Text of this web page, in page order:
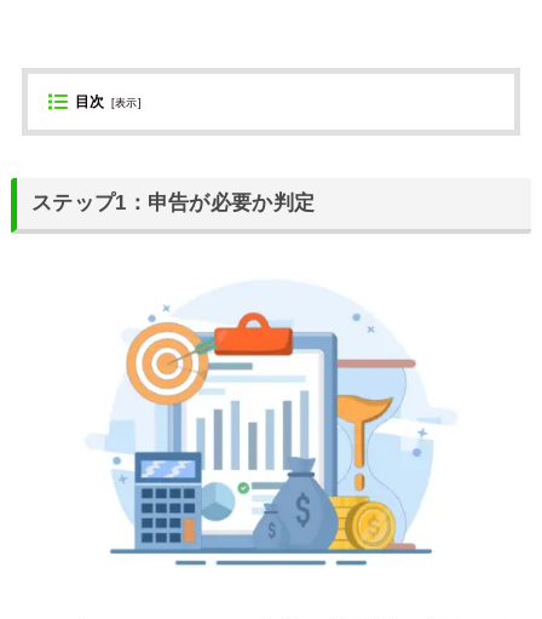
目次 [表示]
ステップ1：申告が必要か判定